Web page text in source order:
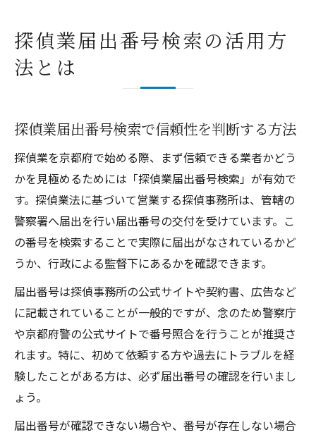
探偵業届出番号検索の活用方
法とは
探偵業届出番号検索で信頼性を判断する方法
探偵業を京都府で始める際、まず信頼できる業者かどう
かを見極めるためには「探偵業届出番号検索」が有効で
す。探偵業法に基づいて営業する探偵事務所は、管轄の
警察署へ届出を行い届出番号の交付を受けています。こ
の番号を検索することで実際に届出がなされているかど
うか、行政による監督下にあるかを確認できます。
届出番号は探偵事務所の公式サイトや契約書、広告など
に記載されていることが一般的ですが、念のため警察庁
や京都府警の公式サイトで番号照合を行うことが推奨さ
れます。特に、初めて依頼する方や過去にトラブルを経
験したことがある方は、必ず届出番号の確認を行いまし
ょう。
届出番号が確認できない場合や、番号が存在しない場合